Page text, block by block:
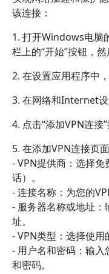
该连接：
1. 打开Windows电脑
栏上的“开始”按钮，然
2. 在设置应用程序中
3. 在网络和Internet设
4. 点击“添加VPN连接
5. 在添加VPN连接页
- VPN提供商：选择
话）。
- 连接名称：为您的
- 服务器名称或地址
址。
- VPN类型：选择使用
- 用户名和密码：输入
和密码。